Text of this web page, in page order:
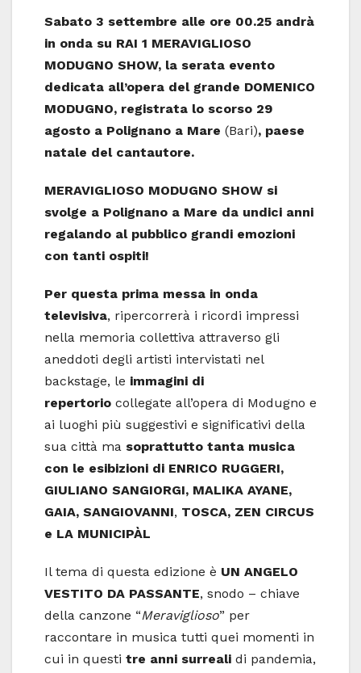
Sabato 3 settembre alle ore 00.25 andrà
in onda su RAI 1 MERAVIGLIOSO
MODUGNO SHOW, la serata evento
dedicata all’opera del grande DOMENICO
MODUGNO, registrata lo scorso 29
agosto a Polignano a Mare (Bari), paese
natale del cantautore.
MERAVIGLIOSO MODUGNO SHOW si
svolge a Polignano a Mare da undici anni
regalando al pubblico grandi emozioni
con tanti ospiti!
Per questa prima messa in onda
televisiva, ripercorrerà i ricordi impressi
nella memoria collettiva attraverso gli
aneddoti degli artisti intervistati nel
backstage, le immagini di
repertorio collegate all’opera di Modugno e
ai luoghi più suggestivi e significativi della
sua città ma soprattutto tanta musica
con le esibizioni di ENRICO RUGGERI,
GIULIANO SANGIORGI, MALIKA AYANE,
GAIA, SANGIOVANNI, TOSCA, ZEN CIRCUS
e LA MUNICIPÀL
Il tema di questa edizione è UN ANGELO
VESTITO DA PASSANTE, snodo – chiave
della canzone “Meraviglioso” per
raccontare in musica tutti quei momenti in
cui in questi tre anni surreali di pandemia,